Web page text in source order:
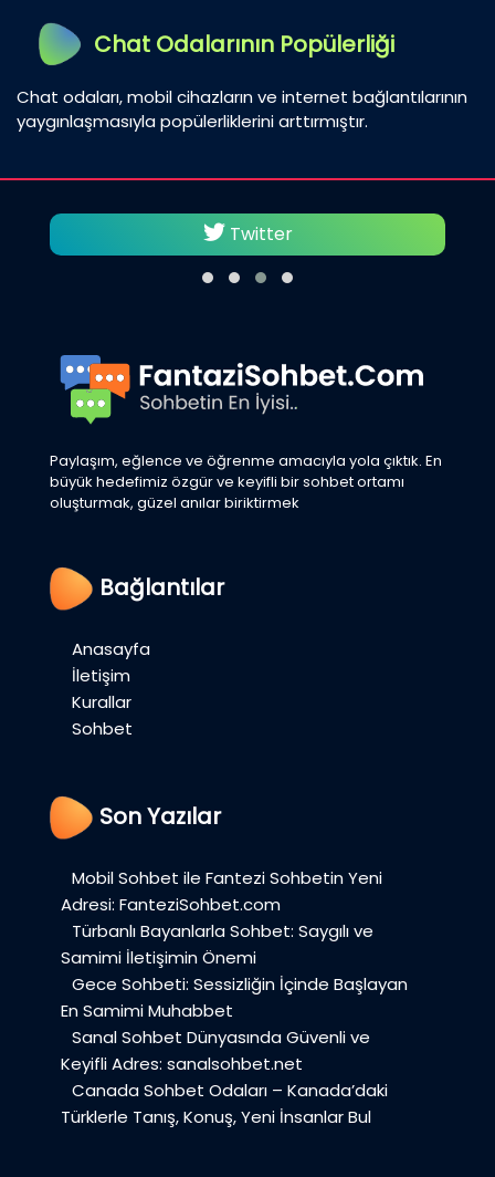
Chat Odalarının Popülerliği
Chat odaları, mobil cihazların ve internet bağlantılarının
yaygınlaşmasıyla popülerliklerini arttırmıştır.
Twitter
Paylaşım, eğlence ve öğrenme amacıyla yola çıktık. En
büyük hedefimiz özgür ve keyifli bir sohbet ortamı
oluşturmak, güzel anılar biriktirmek
Bağlantılar
Anasayfa
İletişim
Kurallar
Sohbet
Son Yazılar
Mobil Sohbet ile Fantezi Sohbetin Yeni
Adresi: FanteziSohbet.com
Türbanlı Bayanlarla Sohbet: Saygılı ve
Samimi İletişimin Önemi
Gece Sohbeti: Sessizliğin İçinde Başlayan
En Samimi Muhabbet
Sanal Sohbet Dünyasında Güvenli ve
Keyifli Adres: sanalsohbet.net
Canada Sohbet Odaları – Kanada’daki
Türklerle Tanış, Konuş, Yeni İnsanlar Bul